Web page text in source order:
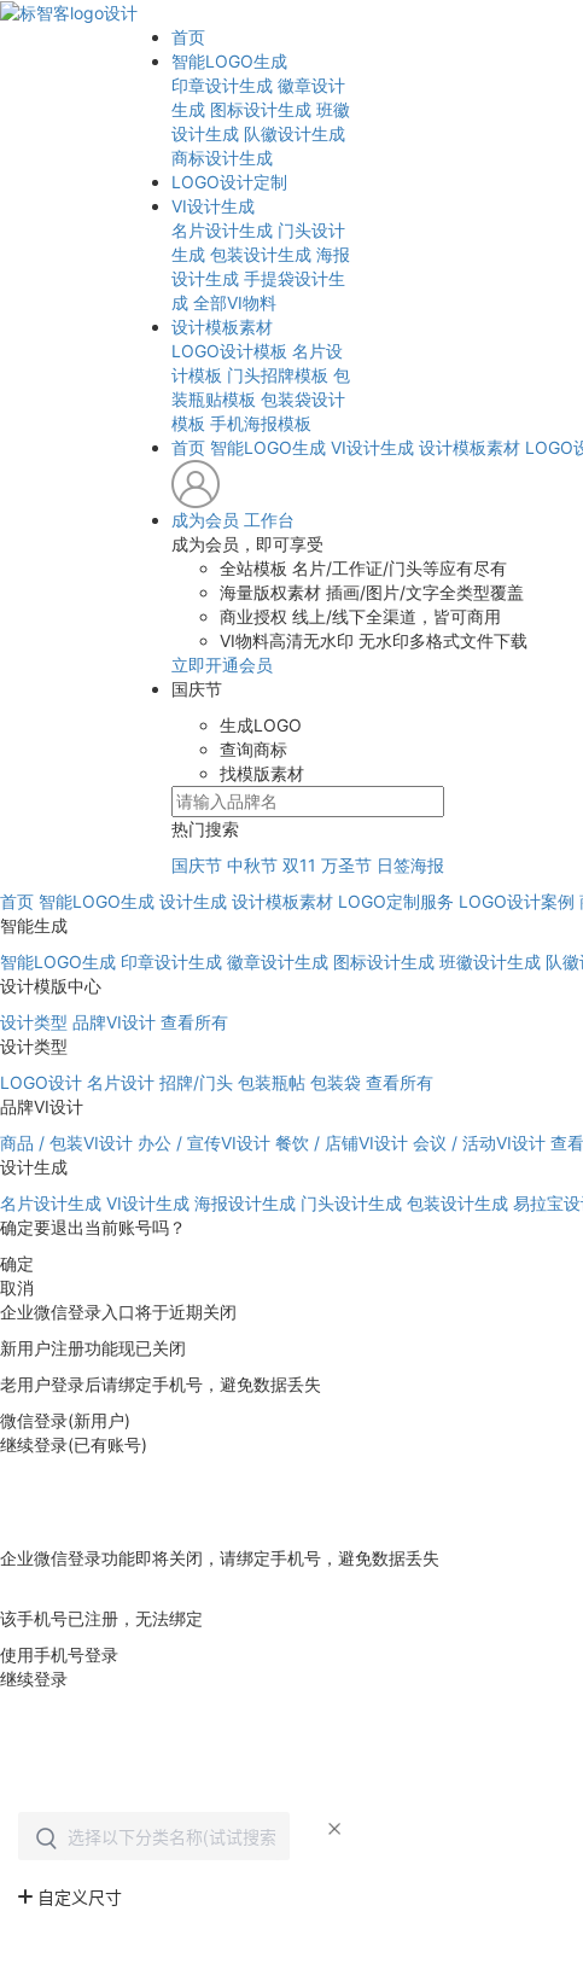
首页
智能LOGO生成
印章设计生成 徽章设计
生成 图标设计生成 班徽
设计生成 队徽设计生成
商标设计生成
LOGO设计定制
VI设计生成
名片设计生成 门头设计
生成 包装设计生成 海报
设计生成 手提袋设计生
成 全部VI物料
设计模板素材
LOGO设计模板 名片设
计模板 门头招牌模板 包
装瓶贴模板 包装袋设计
模板 手机海报模板
首页 智能LOGO生成 VI设计生成 设计模板素材 LOGO
成为会员 工作台
成为会员，即可享受
全站模板 名片/工作证/门头等应有尽有
海量版权素材 插画/图片/文字全类型覆盖
商业授权 线上/线下全渠道，皆可商用
VI物料高清无水印 无水印多格式文件下载
立即开通会员
国庆节
生成LOGO
查询商标
找模版素材
热门搜索
国庆节 中秋节 双11 万圣节 日签海报
首页 智能LOGO生成 设计生成 设计模板素材 LOGO定制服务 LOGO设计案例
智能生成
智能LOGO生成 印章设计生成 徽章设计生成 图标设计生成 班徽设计生成 队
设计模版中心
设计类型 品牌VI设计 查看所有
设计类型
LOGO设计 名片设计 招牌/门头 包装瓶帖 包装袋 查看所有
品牌VI设计
商品 / 包装VI设计 办公 / 宣传VI设计 餐饮 / 店铺VI设计 会议 / 活动VI设计 查
设计生成
名片设计生成 VI设计生成 海报设计生成 门头设计生成 包装设计生成 易拉宝
确定要退出当前账号吗？
确定
取消
企业微信登录入口将于近期关闭
新用户注册功能现已关闭
老用户登录后请绑定手机号，避免数据丢失
微信登录(新用户)
继续登录(已有账号)
企业微信登录功能即将关闭，请绑定手机号，避免数据丢失
该手机号已注册，无法绑定
使用手机号登录
继续登录